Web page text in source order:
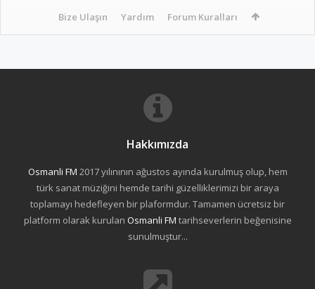
Bize Ulaşın Yardım Forum Kuralları
Hakkımızda
Osmanli FM 2017 yılınının ağustos ayında kurulmuş olup, hem
türk sanat müziğini hemde tarihi güzelliklerimizi bir araya
toplamayı hedefleyen bir plaformdur. Tamamen ücretsiz bir
platform olarak kurulan Osmanli FM tarihseverlerin beğenisine
sunulmuştur...